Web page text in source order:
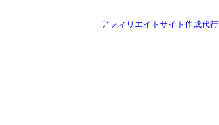
アフィリエイトサイト作成代行